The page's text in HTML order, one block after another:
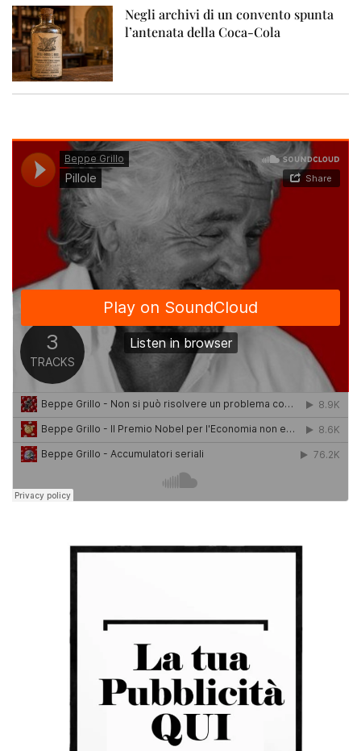
Negli archivi di un convento spunta
l’antenata della Coca-Cola